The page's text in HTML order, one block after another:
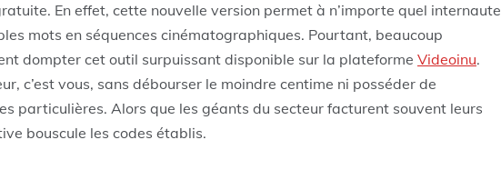
En effet, cette nouvelle version permet à n’importe quel internaute
mots en séquences cinématographiques. Pourtant, beaucoup
dompter cet outil surpuissant disponible sur la plateforme Videoinu.
c’est vous, sans débourser le moindre centime ni posséder de
particulières. Alors que les géants du secteur facturent souvent leurs
bouscule les codes établis.